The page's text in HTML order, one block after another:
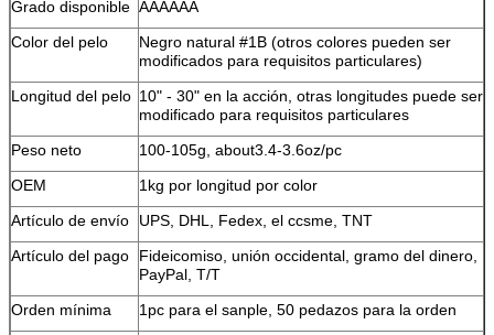
Grado disponible AAAAAA
Color del pelo
Negro natural #1B (otros colores pueden ser
modificados para requisitos particulares)
Longitud del pelo 10" - 30" en la acción, otras longitudes puede ser
modificado para requisitos particulares
Peso neto
100-105g, about3.4-3.6oz/pc
OEM
1kg por longitud por color
Artículo de envío
UPS, DHL, Fedex, el ccsme, TNT
Artículo del pago
Fideicomiso, unión occidental, gramo del dinero,
PayPal, T/T
Orden mínima
1pc para el sanple, 50 pedazos para la orden